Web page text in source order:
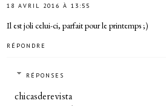
18 AVRIL 2016 À 13:55
Il est joli celui-ci, parfait pour le printemps ;)
RÉPONDRE
RÉPONSES
chicasderevista